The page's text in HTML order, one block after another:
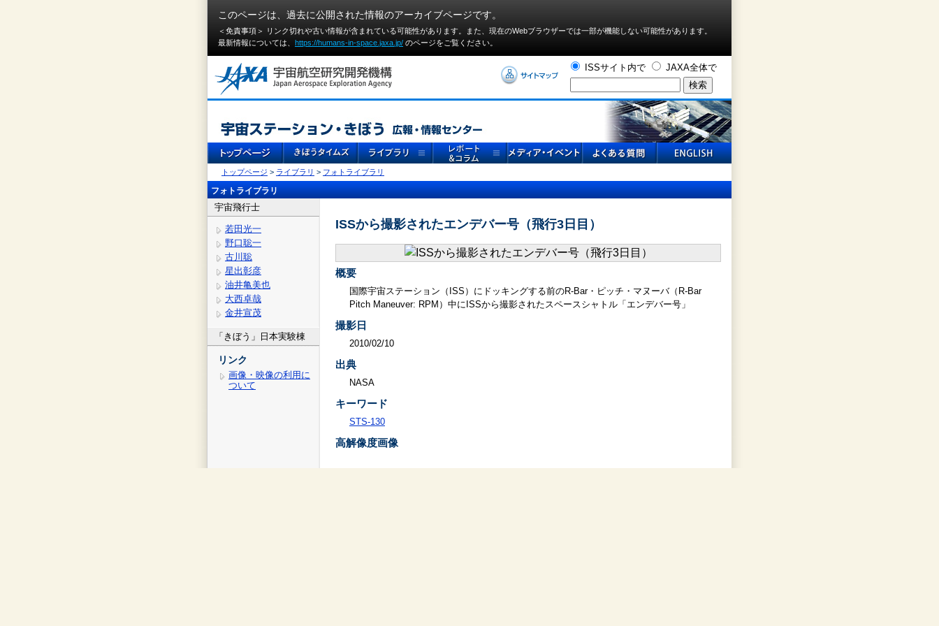
このページは、過去に公開された情報のアーカイブページです。
＜免責事項＞ リンク切れや古い情報が含まれている可能性があります。また、現在のWebブラウザーでは⼀部が機能しない可能性があります。
最新情報については、 https://humans-in-space.jaxa.jp/ のページをご覧ください。
ISSサイト内で JAXA全体で
トップページ > ライブラリ > フォトライブラリ
フォトライブラリ
宇宙飛行士
若田光一
野口聡一
古川聡
星出彰彦
油井亀美也
大西卓哉
金井宣茂
「きぼう」日本実験棟
リンク
画像・映像の利用に
ついて
ISSから撮影されたエンデバー号（飛行3日目）
概要
国際宇宙ステーション（ISS）にドッキングする前のR-Bar・ピッチ・マヌーバ（R-Bar
Pitch Maneuver: RPM）中にISSから撮影されたスペースシャトル「エンデバー号」
撮影日
2010/02/10
出典
NASA
キーワード
STS-130
高解像度画像